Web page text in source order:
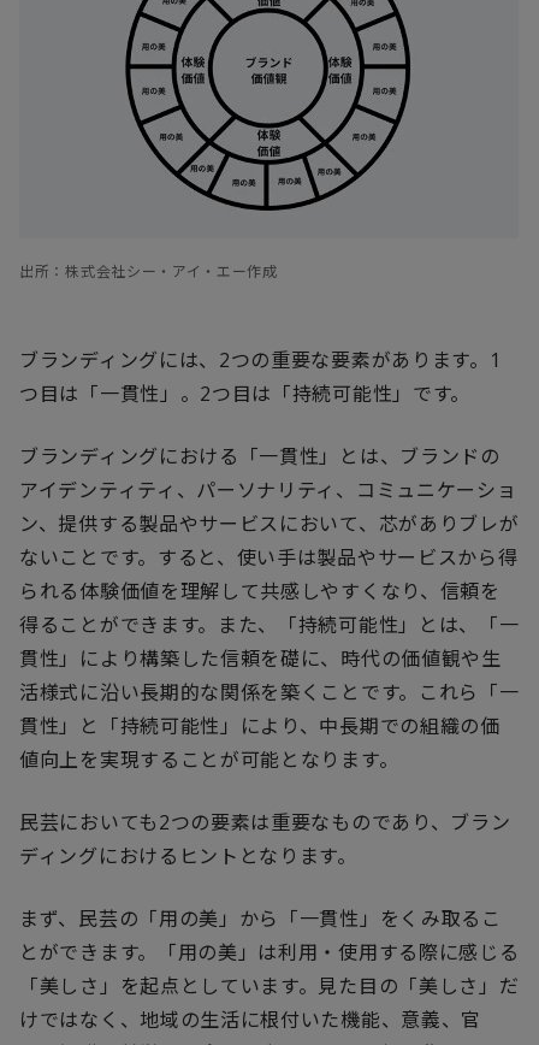
出所：株式会社シー・アイ・エー作成
ブランディングには、2つの重要な要素があります。1
つ目は「一貫性」。2つ目は「持続可能性」です。
ブランディングにおける「一貫性」とは、ブランドの
アイデンティティ、パーソナリティ、コミュニケーショ
ン、提供する製品やサービスにおいて、芯がありブレが
ないことです。すると、使い手は製品やサービスから得
られる体験価値を理解して共感しやすくなり、信頼を
得ることができます。また、「持続可能性」とは、「一
貫性」により構築した信頼を礎に、時代の価値観や生
活様式に沿い長期的な関係を築くことです。これら「一
貫性」と「持続可能性」により、中長期での組織の価
値向上を実現することが可能となります。
民芸においても2つの要素は重要なものであり、ブラン
ディングにおけるヒントとなります。
まず、民芸の「用の美」から「一貫性」をくみ取るこ
とができます。「用の美」は利用・使用する際に感じる
「美しさ」を起点としています。見た目の「美しさ」だ
けではなく、地域の生活に根付いた機能、意義、官